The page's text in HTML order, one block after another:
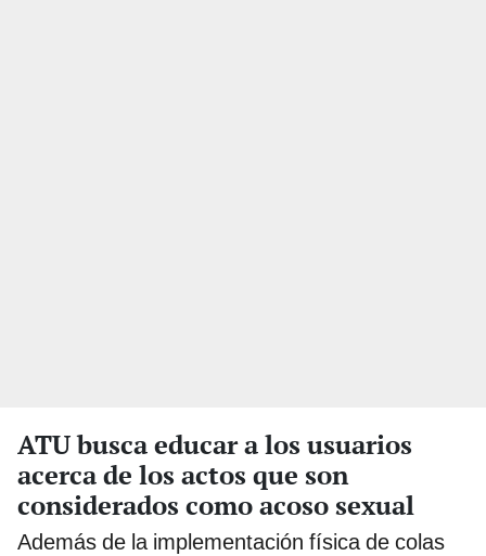
ATU busca educar a los usuarios
acerca de los actos que son
considerados como acoso sexual
Además de la implementación física de colas